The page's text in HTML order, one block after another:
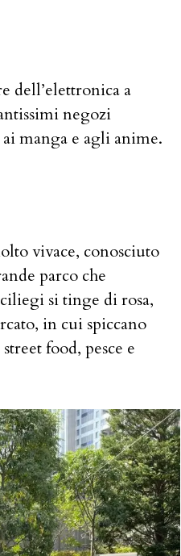
dell’elettronica a
negozi
manga e agli anime.
vivace, conosciuto
parco che
si tinge di rosa,
in cui spiccano
food, pesce e